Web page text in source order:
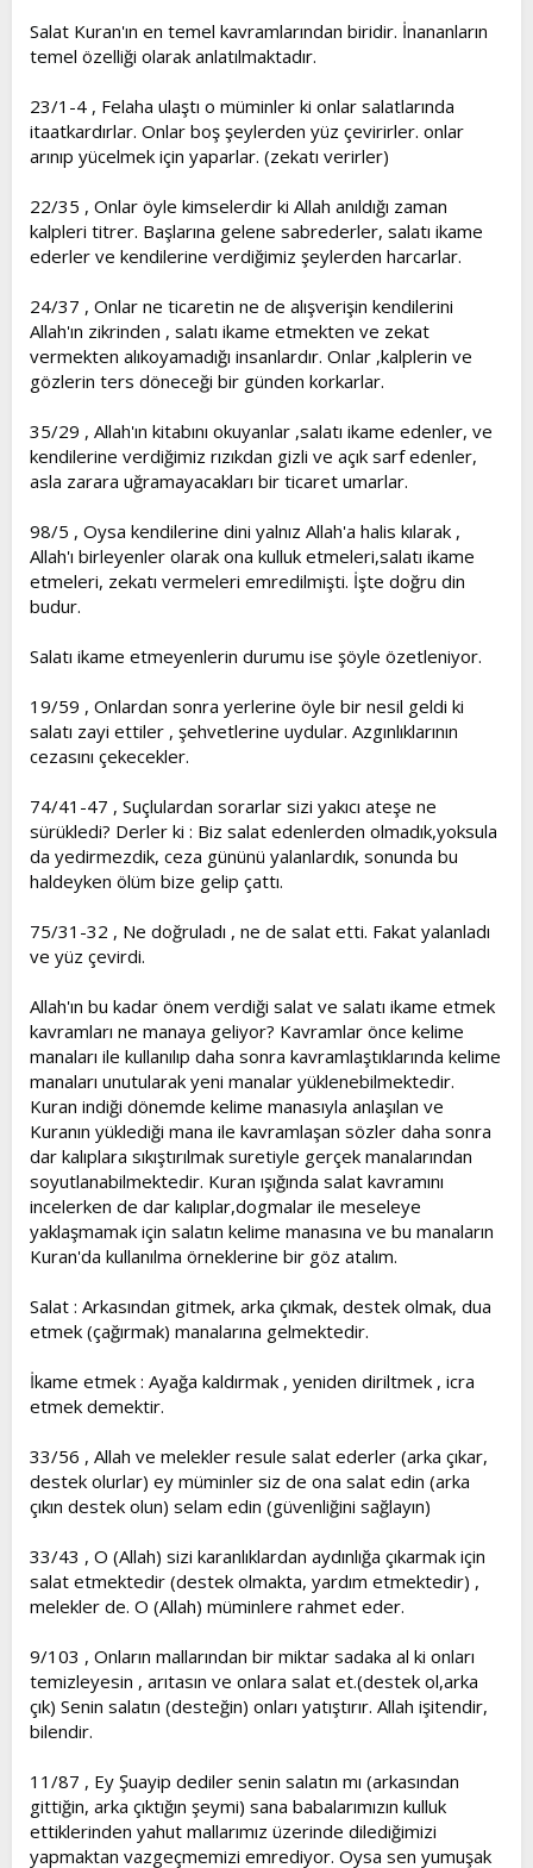
a
n
h
i
Salat Kuran'ın en temel kavramlarından biridir. İnananların
temel özelliği olarak anlatılmaktadır.
23/1-4 , Felaha ulaştı o müminler ki onlar salatlarında
itaatkardırlar. Onlar boş şeylerden yüz çevirirler. onlar
arınıp yücelmek için yaparlar. (zekatı verirler)
22/35 , Onlar öyle kimselerdir ki Allah anıldığı zaman
kalpleri titrer. Başlarına gelene sabrederler, salatı ikame
ederler ve kendilerine verdiğimiz şeylerden harcarlar.
24/37 , Onlar ne ticaretin ne de alışverişin kendilerini
Allah'ın zikrinden , salatı ikame etmekten ve zekat
vermekten alıkoyamadığı insanlardır. Onlar ,kalplerin ve
gözlerin ters döneceği bir günden korkarlar.
35/29 , Allah'ın kitabını okuyanlar ,salatı ikame edenler, ve
kendilerine verdiğimiz rızıkdan gizli ve açık sarf edenler,
asla zarara uğramayacakları bir ticaret umarlar.
98/5 , Oysa kendilerine dini yalnız Allah'a halis kılarak ,
Allah'ı birleyenler olarak ona kulluk etmeleri,salatı ikame
etmeleri, zekatı vermeleri emredilmişti. İşte doğru din
budur.
Salatı ikame etmeyenlerin durumu ise şöyle özetleniyor.
19/59 , Onlardan sonra yerlerine öyle bir nesil geldi ki
salatı zayi ettiler , şehvetlerine uydular. Azgınlıklarının
cezasını çekecekler.
74/41-47 , Suçlulardan sorarlar sizi yakıcı ateşe ne
sürükledi? Derler ki : Biz salat edenlerden olmadık,yoksula
da yedirmezdik, ceza gününü yalanlardık, sonunda bu
haldeyken ölüm bize gelip çattı.
75/31-32 , Ne doğruladı , ne de salat etti. Fakat yalanladı
ve yüz çevirdi.
Allah'ın bu kadar önem verdiği salat ve salatı ikame etmek
kavramları ne manaya geliyor? Kavramlar önce kelime
manaları ile kullanılıp daha sonra kavramlaştıklarında kelime
manaları unutularak yeni manalar yüklenebilmektedir.
Kuran indiği dönemde kelime manasıyla anlaşılan ve
Kuranın yüklediği mana ile kavramlaşan sözler daha sonra
dar kalıplara sıkıştırılmak suretiyle gerçek manalarından
soyutlanabilmektedir. Kuran ışığında salat kavramını
incelerken de dar kalıplar,dogmalar ile meseleye
yaklaşmamak için salatın kelime manasına ve bu manaların
Kuran'da kullanılma örneklerine bir göz atalım.
Salat : Arkasından gitmek, arka çıkmak, destek olmak, dua
etmek (çağırmak) manalarına gelmektedir.
İkame etmek : Ayağa kaldırmak , yeniden diriltmek , icra
etmek demektir.
33/56 , Allah ve melekler resule salat ederler (arka çıkar,
destek olurlar) ey müminler siz de ona salat edin (arka
çıkın destek olun) selam edin (güvenliğini sağlayın)
33/43 , O (Allah) sizi karanlıklardan aydınlığa çıkarmak için
salat etmektedir (destek olmakta, yardım etmektedir) ,
melekler de. O (Allah) müminlere rahmet eder.
9/103 , Onların mallarından bir miktar sadaka al ki onları
temizleyesin , arıtasın ve onlara salat et.(destek ol,arka
çık) Senin salatın (desteğin) onları yatıştırır. Allah işitendir,
bilendir.
11/87 , Ey Şuayip dediler senin salatın mı (arkasından
gittiğin, arka çıktığın şeymi) sana babalarımızın kulluk
ettiklerinden yahut mallarımız üzerinde dilediğimizi
yapmaktan vazgeçmemizi emrediyor. Oysa sen yumuşak